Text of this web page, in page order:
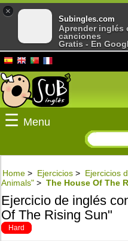
☰ Menu
Home > Ejercicios > Ejercicios
Animals" > The House Of The
Ejercicio de inglés
Of The Rising Sun"
Hard
×
Subingles.com
Aprender inglés
canciones
Gratis - En